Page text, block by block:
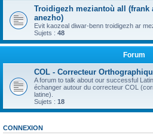
Troidigezh meziantoù all
anezho)
Evit kaozeal diwar-benn troidigezh ar
Sujets : 48
Forum
COL - Correcteur
A forum to talk about our successful
échanger autour du correcteur COL
latine).
Sujets : 18
CONNEXION